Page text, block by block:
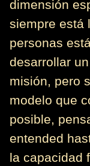
dimensión
siempre está
personas
desarrollar
misión, pero
modelo que
posible,
entended
la capacidad